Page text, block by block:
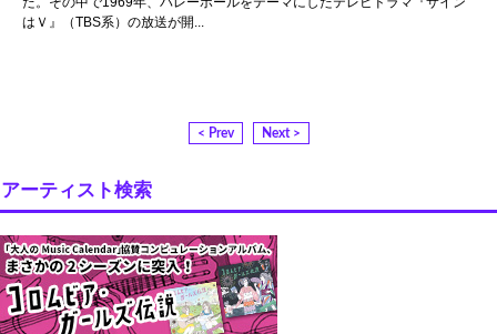
はＶ』（TBS系）の放送が開...
< Prev Next >
アーティスト検索